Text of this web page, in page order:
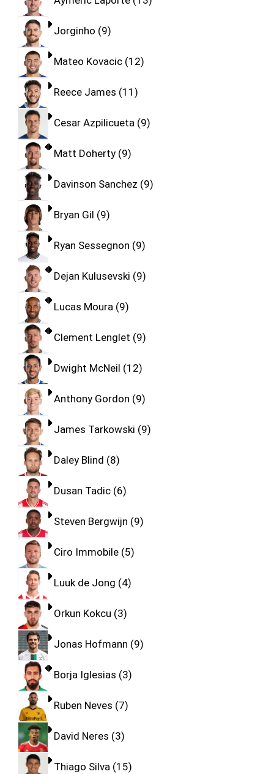
Jorginho 9
Mateo Kovacic 12
Reece James 11
Cesar Azpilicueta 9
Matt Doherty 9
Davinson Sanchez 9
Bryan Gil 9
Ryan Sessegnon 9
Dejan Kulusevski 9
Lucas Moura 9
Clement Lenglet 9
Dwight McNeil 12
Anthony Gordon 9
James Tarkowski 9
Daley Blind 8
Dusan Tadic 6
Steven Bergwijn 9
Ciro Immobile 5
Luuk de Jong 4
Orkun Kokcu 3
Jonas Hofmann 9
Borja Iglesias 3
Ruben Neves 7
David Neres 3
Thiago Silva 15